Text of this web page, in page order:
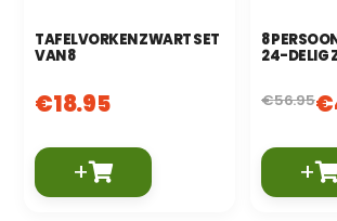
TAFELVORKEN ZWART SET
VAN 8
€18.95
+
8
24-DELIG
€56.95€
+